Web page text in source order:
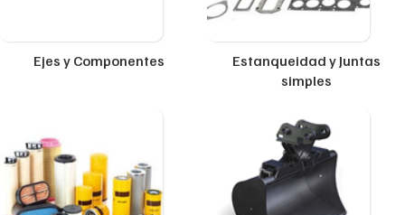
Ejes y Componentes
Estanqueidad y Juntas
simples